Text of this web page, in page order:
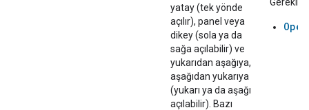
yatay (tek yönde
açılır), panel veya
dikey (sola ya da
sağa açılabilir) ve
yukarıdan aşağıya,
aşağıdan yukarıya
(yukarı ya da aşağı
açılabilir). Bazı